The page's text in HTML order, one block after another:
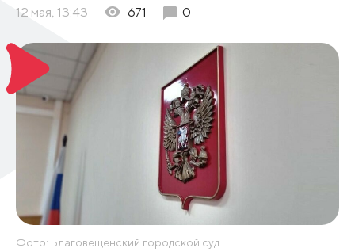
12 мая, 13:43 671 0
Фото: Благовещенский городской суд